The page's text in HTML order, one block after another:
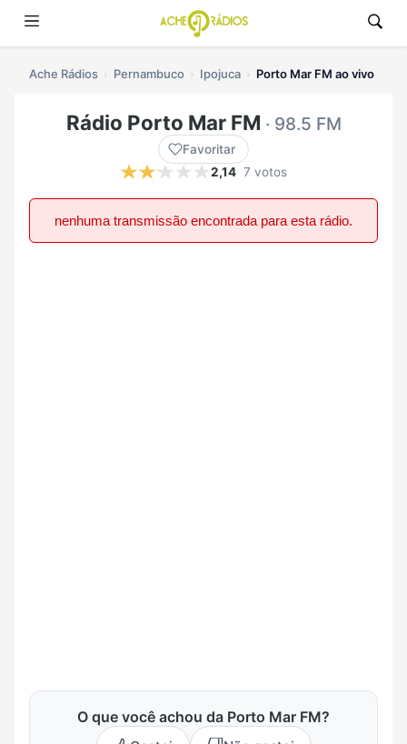
Ache Rádios Pernambuco Ipojuca Porto Mar FM ao vivo
Rádio Porto Mar FM · 98.5 FM
Favoritar
2,14 7 votos
nenhuma transmissão encontrada para esta rádio.
O que você achou da Porto Mar FM?